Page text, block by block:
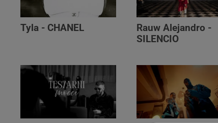
Tyla - CHANEL
Rauw Alejandro -
SILENCIO